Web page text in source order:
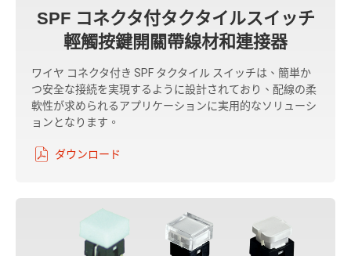
SPF コネクタ付タクタイルスイッチ
輕觸按鍵開關帶線材和連接器
ワイヤ コネクタ付き SPF タクタイル スイッチは、簡単か
つ安全な接続を実現するように設計されており、配線の柔
軟性が求められるアプリケーションに実用的なソリューシ
ョンとなります。
ダウンロード